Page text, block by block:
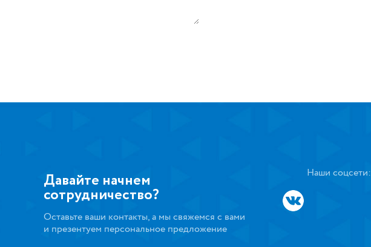
Давайте начнем
сотрудничество?
Оставьте ваши контакты, а мы свяжемся с вами
и презентуем персональное предложение
Наши соцсети: